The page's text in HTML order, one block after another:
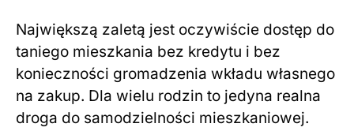
Największą zaletą jest oczywiście dostęp do
taniego mieszkania bez kredytu i bez
konieczności gromadzenia wkładu własnego
na zakup. Dla wielu rodzin to jedyna realna
droga do samodzielności mieszkaniowej.